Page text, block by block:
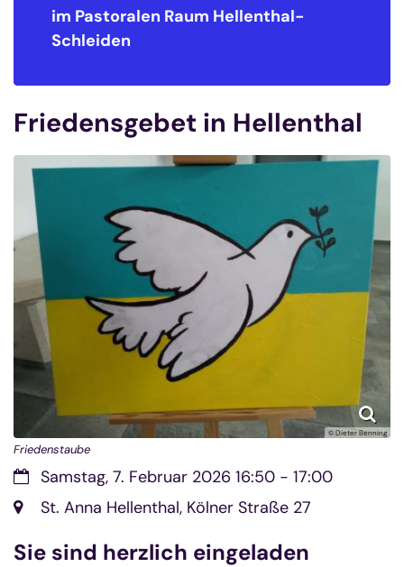
im Pastoralen Raum Hellenthal-
Schleiden
Friedensgebet in Hellenthal
© Dieter Benning
Friedenstaube
Datum:Samstag, 7. Februar 2026 16:50 - 17:00
Ort:St. Anna Hellenthal, Kölner Straße 27
Sie sind herzlich eingeladen